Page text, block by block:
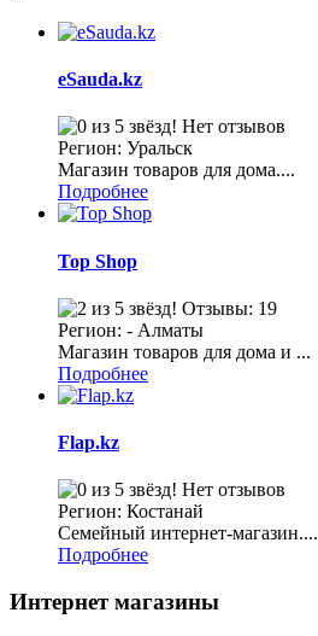
eSauda.kz
Нет отзывов
Регион: Уральск
Магазин товаров для дома....
Подробнее
Top Shop
Отзывы: 19
Регион: - Алматы
Магазин товаров для дома и ...
Подробнее
Flap.kz
Нет отзывов
Регион: Костанай
Семейный интернет-магазин....
Подробнее
Интернет магазины